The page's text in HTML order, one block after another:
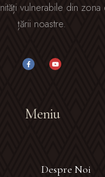
vulnerabile din
țării noastre.
Meniu
Despre Noi